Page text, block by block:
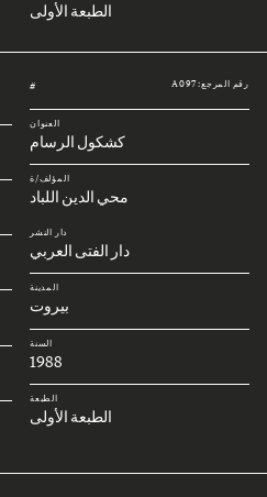
الطبعة الأولى
رقم المرجع: A097 #
العنوان
كشكول الرسام
المؤلف/ة
محي الدين اللباد
دار النشر
دار الفتى العربي
المدينة
بيروت
السنة
1988
الطبعة
الطبعة الأولى